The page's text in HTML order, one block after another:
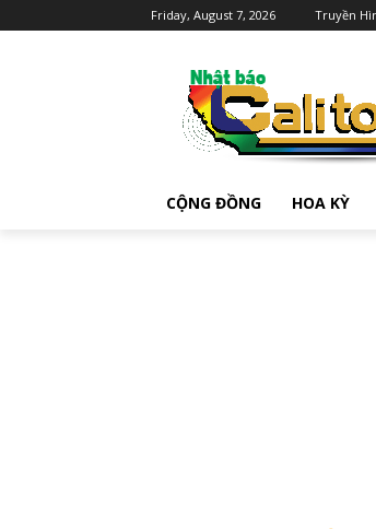
Friday, August 7, 2026 Truyền
CỘNG ĐỒNG HOA KỲ